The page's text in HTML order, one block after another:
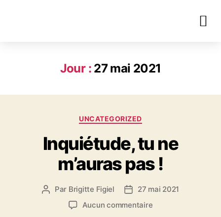
Jour : 27 mai 2021
UNCATEGORIZED
Inquiétude, tu ne
m’auras pas !
Par Brigitte Figiel
27 mai 2021
Aucun commentaire